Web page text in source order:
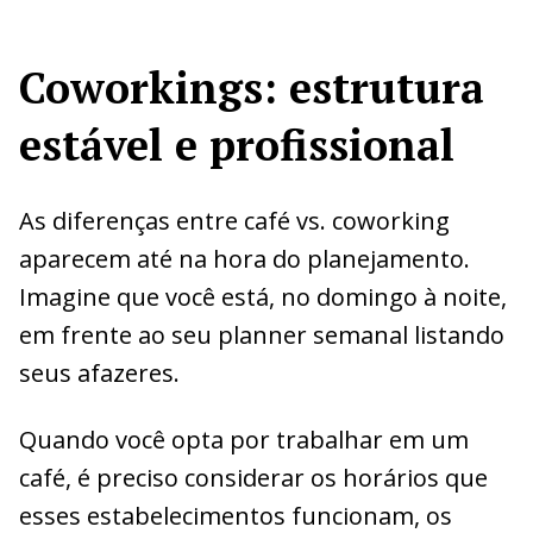
Coworkings: estrutura
estável e profissional
As diferenças entre café vs. coworking
aparecem até na hora do planejamento.
Imagine que você está, no domingo à noite,
em frente ao seu planner semanal listando
seus afazeres.
Quando você opta por trabalhar em um
café, é preciso considerar os horários que
esses estabelecimentos funcionam, os